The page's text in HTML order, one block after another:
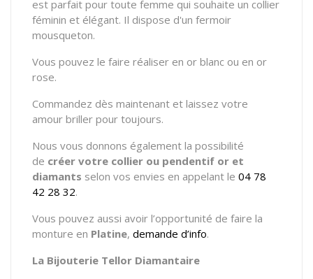
est parfait pour toute femme qui souhaite un collier
féminin et élégant. Il dispose d'un fermoir
mousqueton.
Vous pouvez le faire réaliser en or blanc ou en or
rose.
Commandez dès maintenant et laissez votre
amour briller pour toujours.
Nous vous donnons également la possibilité
de créer votre collier ou pendentif or et
diamants selon vos envies en appelant le 04 78
42 28 32.
Vous pouvez aussi avoir l’opportunité de faire la
monture en Platine, demande d’info.
La Bijouterie Tellor Diamantaire